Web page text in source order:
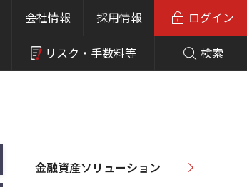
会社情報 採用情報
リスク・ 手数料等 検索
ログイン
金融資産ソリューション